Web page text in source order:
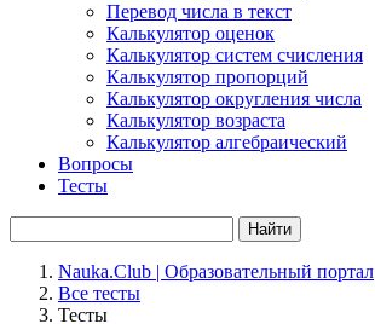
Перевод числа в текст
Калькулятор оценок
Калькулятор систем счисления
Калькулятор пропорций
Калькулятор округления числа
Калькулятор возраста
Калькулятор алгебраический
Вопросы
Тесты
Найти
Nauka.Club | Образовательный портал
Все тесты
Тесты